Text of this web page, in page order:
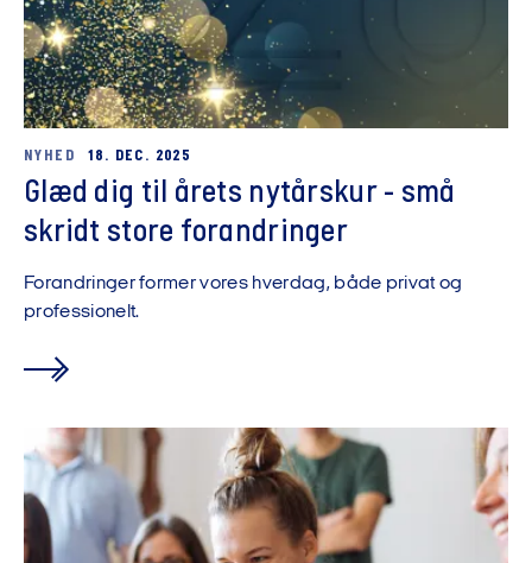
NYHED 18. DEC. 2025
Glæd dig til årets nytårskur - små
skridt store forandringer
Forandringer former vores hverdag, både privat og
professionelt.